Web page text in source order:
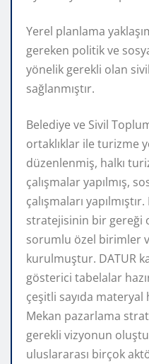
Yerel planlama
gereken politik ve
yönelik gerekli olan
sağlanmıştır.
Belediye ve Sivil
ortaklıklar ile turizme
düzenlenmiş, halkı
çalışmalar yapılmış,
çalışmaları
stratejisinin bir gereği
sorumlu özel birimler
kurulmuştur. DATUR
gösterici tabelalar
çeşitli sayıda materyal
Mekan pazarlama
gerekli vizyonun
uluslararası birçok